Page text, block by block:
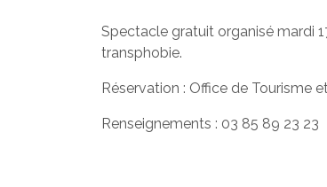
Spectacle gratuit organisé mardi
transphobie.
Réservation : Office de Tourisme
Renseignements : 03 85 89 23 23